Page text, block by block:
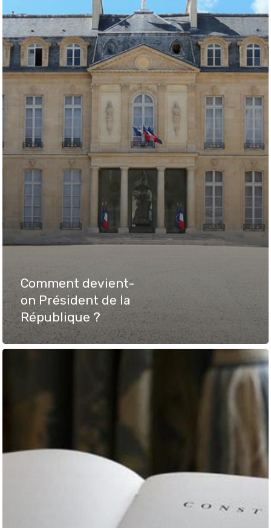
Comment devient-
on Président de la
République ?
Comprendre
politique
Comprendre
l’actualité
politique
Grand débat
jeunes